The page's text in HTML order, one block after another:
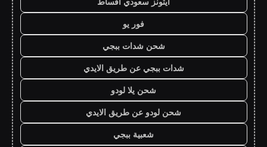
فور يو
شحن شدات ببجي
شدات ببجي عن طريق الايدي
شحن يلا لودو
شحن لودو عن طريق الايدي
شعبية ببجي